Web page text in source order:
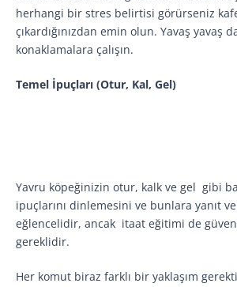
herhangi bir stres belirtisi görürseniz
çıkardığınızdan emin olun. Yavaş yavaş
konaklamalara çalışın.
Temel İpuçları (Otur, Kal, Gel)
Yavru köpeğinizin otur, kalk ve gel gibi
ipuçlarını dinlemesini ve bunlara yanıt
eğlencelidir, ancak itaat eğitimi de
gereklidir.
Her komut biraz farklı bir yaklaşım